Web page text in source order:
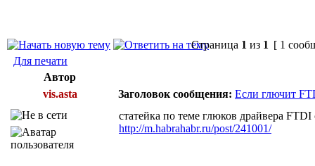
Страница 1 из 1 [ 1
Для печати
Автор
vis.asta
Заголовок сообщения: Если глючит
статейка по теме глюков драйвера
http://m.habrahabr.ru/post/241001/